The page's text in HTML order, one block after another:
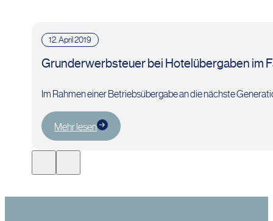
12. April 2019
Grunderwerbsteuer bei Hotelübergaben im
Im Rahmen einer Betriebsübergabe an die nächste
Mehr lesen